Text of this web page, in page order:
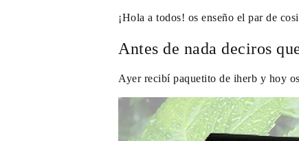
¡Hola a todos! os enseño el par de
Antes de nada deciros
Ayer recibí paquetito de iherb y hoy